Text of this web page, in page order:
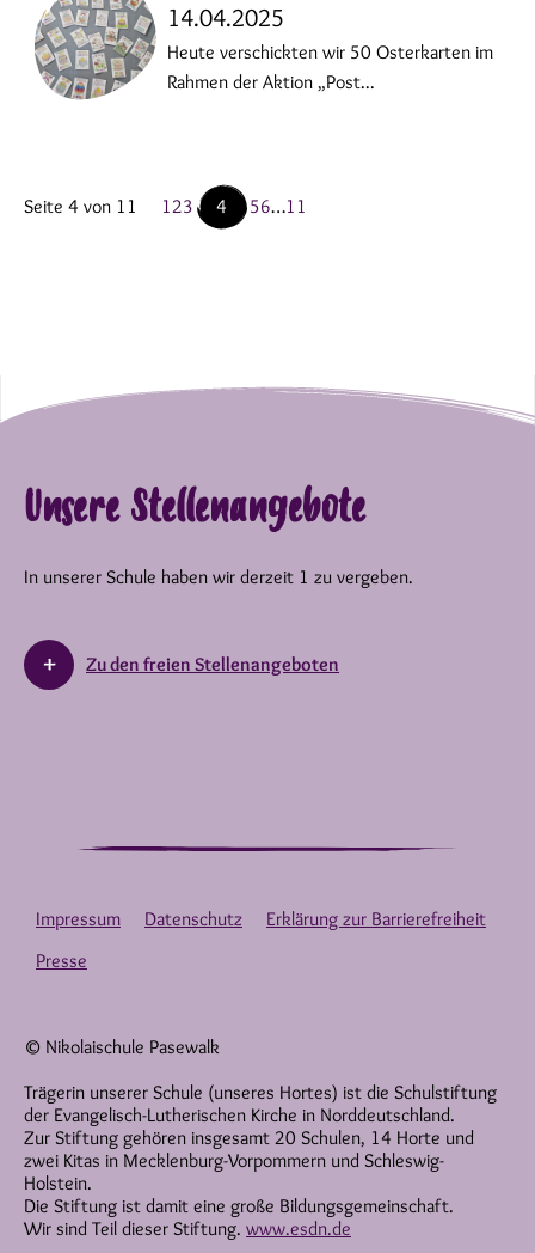
14.04.2025
Heute verschickten wir 50 Osterkarten im
Rahmen der Aktion „Post...
Seite 4 von 11 123 4 56…11
Unsere Stellenangebote
In unserer Schule haben wir derzeit 1 zu vergeben.
Zu den freien Stellenangeboten
© Nikolaischule Pasewalk
Trägerin unserer Schule (unseres Hortes) ist die Schulstiftung
der Evangelisch-Lutherischen Kirche in Norddeutschland.
Zur Stiftung gehören insgesamt 20 Schulen, 14 Horte und
zwei Kitas in Mecklenburg-Vorpommern und Schleswig-
Holstein.
Die Stiftung ist damit eine große Bildungsgemeinschaft.
Wir sind Teil dieser Stiftung. www.esdn.de
Impressum Datenschutz
Erklärung zur Barrierefreiheit
Presse